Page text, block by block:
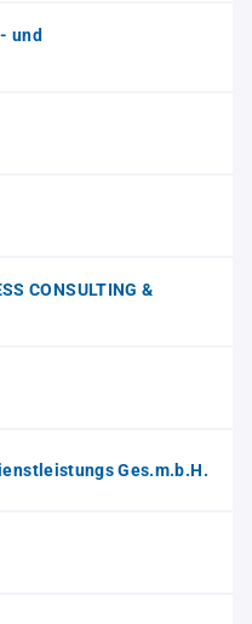
und
CONSULTING &
Ges.m.b.H.